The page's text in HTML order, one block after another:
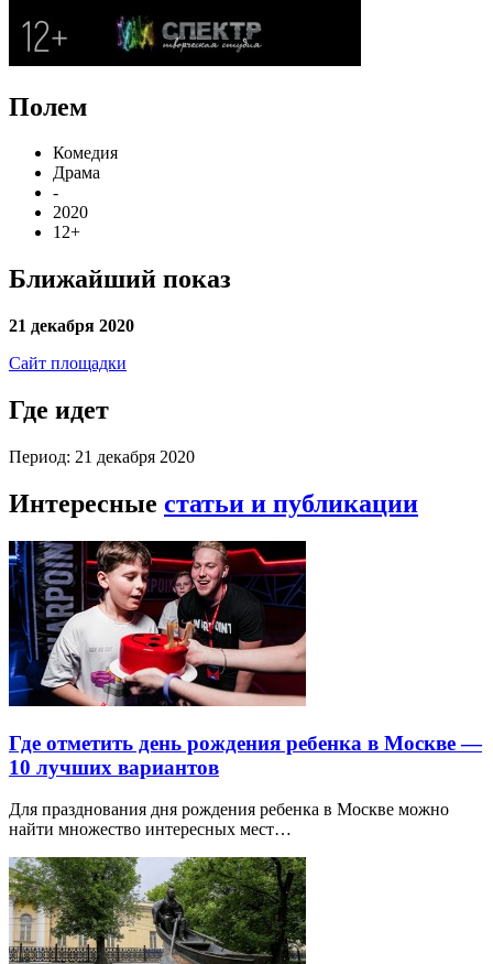
Полем
Комедия
Драма
-
2020
12+
Ближайший показ
21 декабря 2020
Сайт площадки
Где идет
Период: 21 декабря 2020
Интересные статьи и публикации
Где отметить день рождения ребенка в Москве —
10 лучших вариантов
Для празднования дня рождения ребенка в Москве можно
найти множество интересных мест…